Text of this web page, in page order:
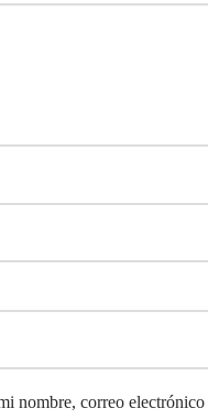
nombre, correo